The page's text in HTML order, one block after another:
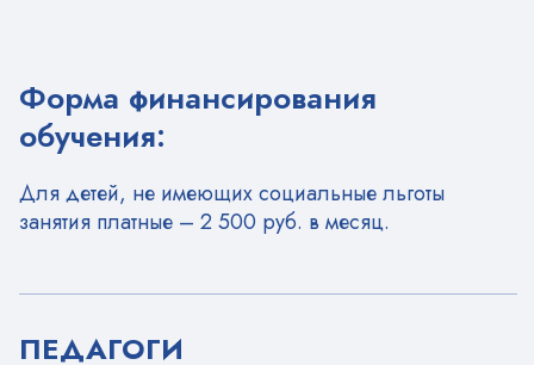
Форма финансирования
обучения:
Для детей, не имеющих социальные льготы
занятия платные – 2 500 руб. в месяц.
ПЕДАГОГИ